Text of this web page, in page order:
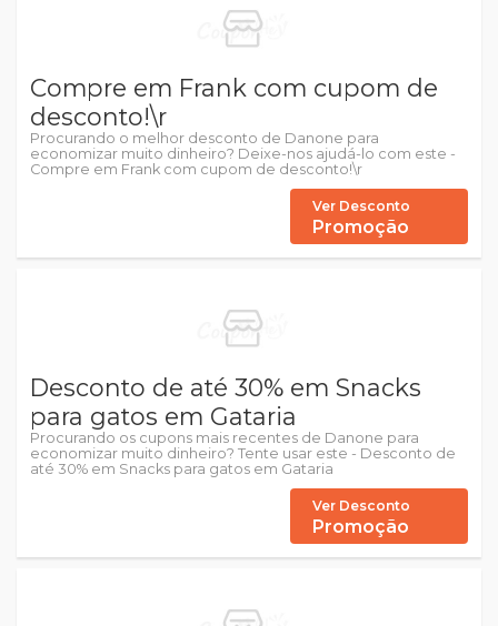
Compre em Frank com cupom de
desconto!\r
Procurando o melhor desconto de Danone para
economizar muito dinheiro? Deixe-nos ajudá-lo com este -
Compre em Frank com cupom de desconto!\r
Ver Desconto
Promoção
Desconto de até 30% em Snacks
para gatos em Gataria
Procurando os cupons mais recentes de Danone para
economizar muito dinheiro? Tente usar este - Desconto de
até 30% em Snacks para gatos em Gataria
Ver Desconto
Promoção